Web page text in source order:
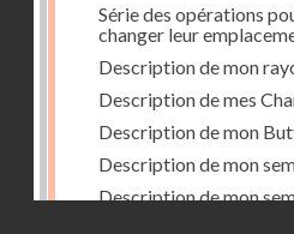
Série des opérations
changer leur
Description de mon
Description de mes
Description de mon
Description de mon
Description de mon